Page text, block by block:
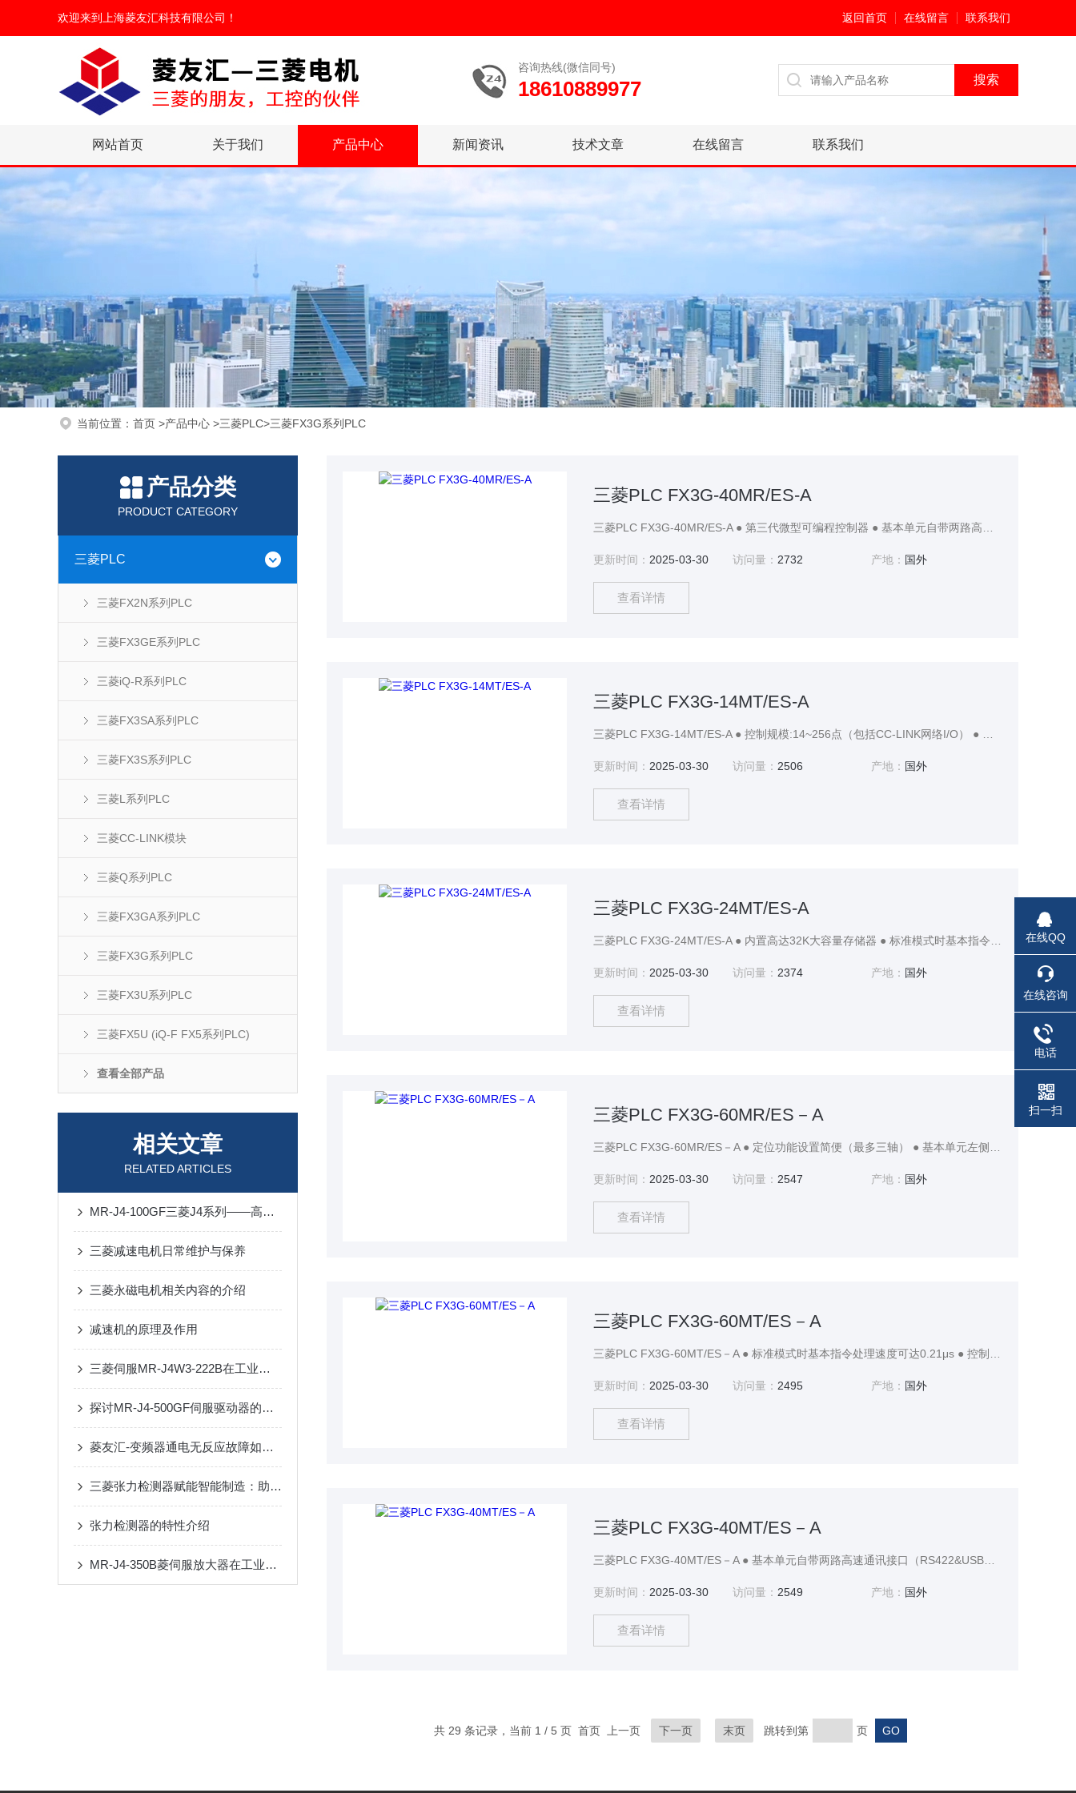
欢迎来到 上海菱友汇科技有限公司 ！ 返回首页 在线留言 联系我们
咨询热线(微信同号)
18610889977
网站首页 关于我们 产品中心 新闻资讯 技术文章 在线留言 联系我们
当前位置： 首页 >产品中心 >三菱PLC>三菱FX3G系列PLC
产品分类
PRODUCT CATEGORY
三菱PLC
三菱FX2N系列PLC
三菱FX3GE系列PLC
三菱iQ-R系列PLC
三菱FX3SA系列PLC
三菱FX3S系列PLC
三菱L系列PLC
三菱CC-LINK模块
三菱Q系列PLC
三菱FX3GA系列PLC
三菱FX3G系列PLC
三菱FX3U系列PLC
三菱FX5U (iQ-F FX5系列PLC)
查看全部产品
相关文章
RELATED ARTICLES
MR-J4-100GF三菱J4系列——高性能、高效率的伺服驱动系统
三菱减速电机日常维护与保养
三菱永磁电机相关内容的介绍
减速机的原理及作用
三菱伺服MR-J4W3-222B在工业自动化领域发挥着重要的作用
探讨MR-J4-500GF伺服驱动器的技术特点、应用优势以及其在现代工业中的重要作用
菱友汇-变频器通电无反应故障如何检查维修？？
三菱张力检测器赋能智能制造：助力卷材生产线实现张力闭环控制与效率提升
张力检测器的特性介绍
MR-J4-350B菱伺服放大器在工业自动化领域扮演着至关重要的角色
三菱PLC FX3G-40MR/ES-A
更新时间： 2025-03-30 访问量： 2732 产地： 国外
查看详情
三菱PLC FX3G-14MT/ES-A
更新时间： 2025-03-30 访问量： 2506 产地： 国外
查看详情
三菱PLC FX3G-24MT/ES-A
更新时间： 2025-03-30 访问量： 2374 产地： 国外
查看详情
三菱PLC FX3G-60MR/ES－A
更新时间： 2025-03-30 访问量： 2547 产地： 国外
查看详情
三菱PLC FX3G-60MT/ES－A
更新时间： 2025-03-30 访问量： 2495 产地： 国外
查看详情
三菱PLC FX3G-40MT/ES－A
更新时间： 2025-03-30 访问量： 2549 产地： 国外
查看详情
共 29 条记录，当前 1 / 5 页 首页 上一页 下一页 末页 跳转到第 页
在线QQ
在线咨询
电话
扫一扫